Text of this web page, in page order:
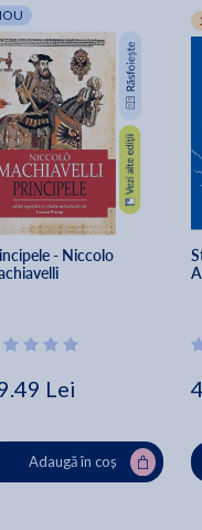
- Niccolo
Lei
Adaugă în coș